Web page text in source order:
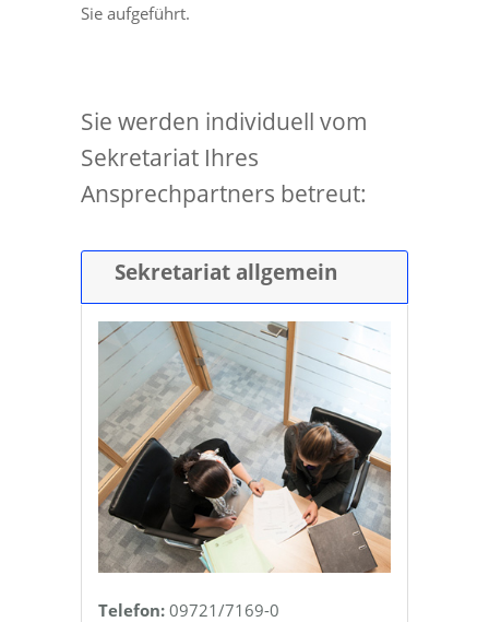
Sie aufgeführt.
Sie werden individuell vom
Sekretariat Ihres
Ansprechpartners betreut:
Sekretariat allgemein
Telefon: 09721/7169-0